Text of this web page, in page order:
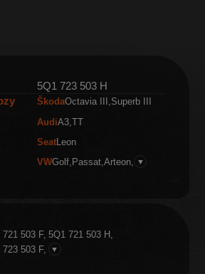
5Q1 723 503 H
ŠkodaOctavia III
Superb III
AudiA3 TT
Seat Leon
VWGolf Passat Arteon ▼
721 503 F 5Q1 721 503 H
723 503 F
▼